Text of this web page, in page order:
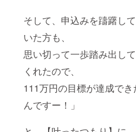
そして、申込みを躊躇して
いた方も、
思い切って一歩踏み出して
くれたので、
111万円の目標が達成でき
んですー！」